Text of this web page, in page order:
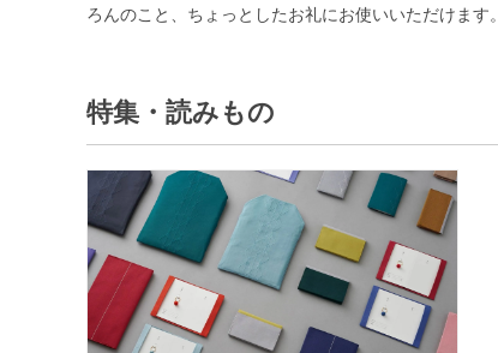
ろんのこと、ちょっとしたお礼にお使いいただけます。
特集・読みもの